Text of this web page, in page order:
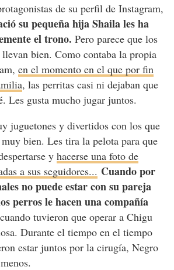
de su perfil de Instagram,
su pequeña hija Shaila les ha
el trono. Pero parece que los
bien. Como contaba la propia
en el momento en el que por fin
, las perritas casi ni dejaban que
Les gusta mucho jugar juntos.
juguetones y divertidos con los que
bien. Les tira la pelota para que
y hacerse una foto de
a sus seguidores... Cuando por
no puede estar con su pareja
perros le hacen una compañía
tuvieron que operar a Chigu
Durante el tiempo en el tiempo
estar juntos por la cirugía, Negro